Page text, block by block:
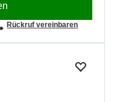
Rückruf vereinbaren